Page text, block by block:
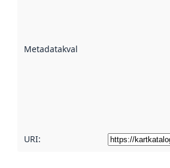
Metadatakvalitet
URI: